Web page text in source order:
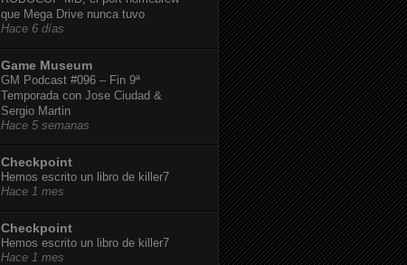
que Mega Drive nunca tuvo
Hace 6 días
Game Museum
GM Podcast #096 – Fin 9ª
Temporada con Jose Ciudad &
Sergio Martin
Hace 5 semanas
Checkpoint
Hemos escrito un libro de killer7
Hace 1 mes
Checkpoint
Hemos escrito un libro de killer7
Hace 1 mes